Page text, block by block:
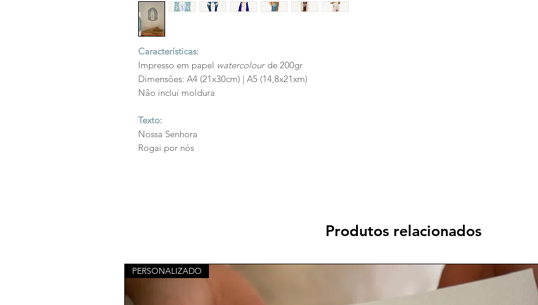
Características:
Impresso em papel watercolourde 200gr
Dimensões: A4 (21x30cm) | A5 (14,8x21xm)
Não inclui moldura
Texto:
Nossa Senhora
Rogai por nós
Produtos relacionados
PERSONALIZADO